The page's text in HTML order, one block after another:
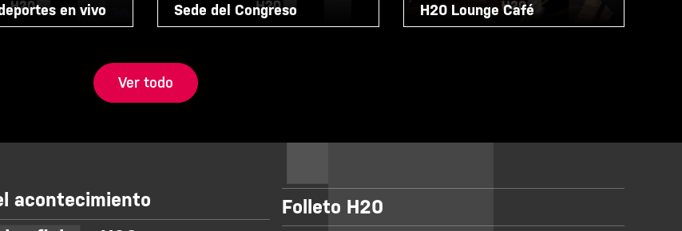
en vivo Sede del Congreso H20 Lounge Café
Ver todo
acontecimiento
Folleto H20